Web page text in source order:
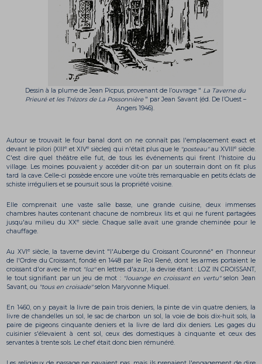
Dessin à la plume de Jean Picpus, provenant de l’ouvrage " La Taverne du
Prieuré et les Trézors de La Possonnière" par Jean Savant (éd. De l’Ouest –
Angers 1946).
Autour se trouvait le four banal dont on ne connaît pas l'emplacement exact et
devant le pilori (XIIIe et XIVe siècles) qui n'était plus que le "posteau"au XVIII e siècle.
C'est dire quel théâtre elle fut, de tous les événements qui firent l'histoire du
village. Les moines pouvaient y accéder dit-on par un souterrain dont on fit plus
tard la cave. Celle-ci possède encore une voûte très remarquable en petits éclats de
schiste irréguliers et se poursuit sous la propriété voisine.
Elle comprenait une vaste salle basse, une grande cuisine, deux immenses
chambres hautes contenant chacune de nombreux lits et qui ne furent partagées
jusqu'au milieu du XXe
siècle. Chaque salle avait une grande cheminée pour le
chauffage.
Au XVI e siècle, la taverne devint "l'Auberge du Croissant Couronné" en l'honneur
de l'Ordre du Croissant, fondé en 1448 par le Roi René, dont les armes portaient le
croissant d'or avec le mot "loz"en lettres d'azur, la devise étant : LOZ IN CROISSANT,
le tout signifiant par un jeu de mot :"louange en croissant en vertu"selon Jean
Savant, ou "tous en croisade"selon Maryvonne Miquel.
En 1460, on y payait la livre de pain trois deniers, la pinte de vin quatre deniers, la
livre de chandelles un sol, le sac de charbon un sol, la voie de bois dix-huit sols, la
paire de pigeons cinquante deniers et la livre de lard dix deniers. Les gages du
cuisinier s'élevaient à cent sol, ceux des domestiques à cinquante et ceux des
servantes à trente sols. Le chef était donc bien rémunéré.